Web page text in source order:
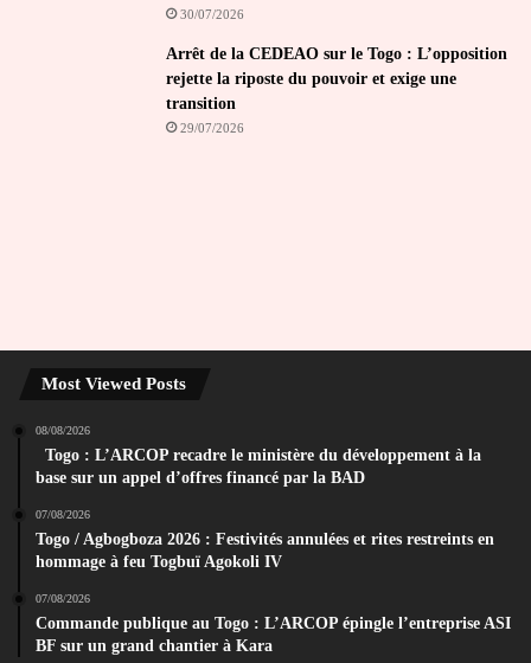
30/07/2026
Arrêt de la CEDEAO sur le Togo : L’opposition
rejette la riposte du pouvoir et exige une
transition
29/07/2026
Most Viewed Posts
08/08/2026
Togo : L’ARCOP recadre le ministère du développement à la
base sur un appel d’offres financé par la BAD
07/08/2026
Togo / Agbogboza 2026 : Festivités annulées et rites restreints en
hommage à feu Togbuï Agokoli IV
07/08/2026
Commande publique au Togo : L’ARCOP épingle l’entreprise ASI
BF sur un grand chantier à Kara